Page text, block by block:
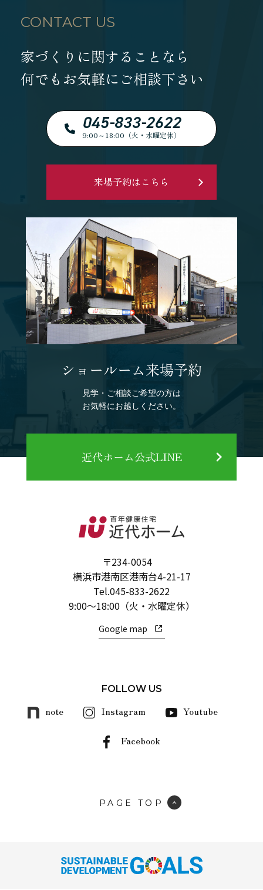
CONTACT US
家づくりに関することなら
何でもお気軽にご相談下さい
045-833-2622
9:00～18:00（火・水曜定休）
来場予約はこちら
ショールーム来場予約
見学・ご相談ご希望の方は
お気軽にお越しください。
近代ホーム公式LINE
〒234-0054
横浜市港南区港南台4-21-17
Tel.045-833-2622
9:00～18:00（火・水曜定休）
Google map
FOLLOW US
note Instagram Youtube
Facebook
PAGE TOP